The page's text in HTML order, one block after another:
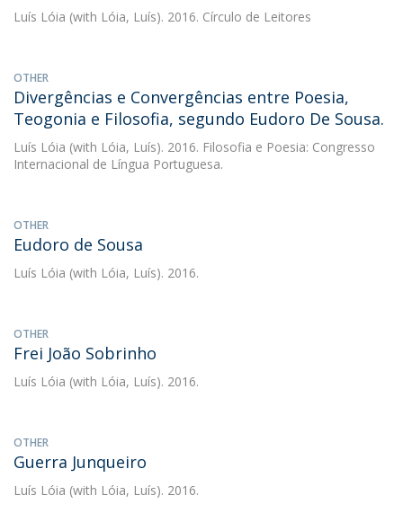
Luís Lóia (with Lóia, Luís). 2016. Círculo de Leitores
OTHER
Divergências e Convergências entre Poesia,
Teogonia e Filosofia, segundo Eudoro De Sousa.
Luís Lóia (with Lóia, Luís). 2016. Filosofia e Poesia: Congresso
Internacional de Língua Portuguesa.
OTHER
Eudoro de Sousa
Luís Lóia (with Lóia, Luís). 2016.
OTHER
Frei João Sobrinho
Luís Lóia (with Lóia, Luís). 2016.
OTHER
Guerra Junqueiro
Luís Lóia (with Lóia, Luís). 2016.